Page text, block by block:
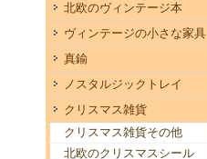
北欧のヴィンテージ本
ヴィンテージの小さな家具
真鍮
ノスタルジックトレイ
クリスマス雑貨
クリスマス雑貨その他
北欧のクリスマスシール